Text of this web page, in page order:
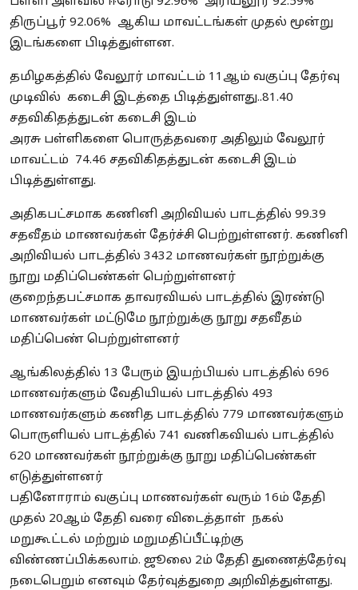
திருப்பூர் 92.06% ஆகிய மாவட்டங்கள் முதல் மூன்று
இடங்களை பிடித்துள்ளன.
தமிழகத்தில் வேலூர் மாவட்டம் 11ஆம் வகுப்பு தேர்வு
முடிவில் கடைசி இடத்தை பிடித்துள்ளது..81.40
சதவிகிதத்துடன் கடைசி இடம்
அரசு பள்ளிகளை பொருத்தவரை அதிலும் வேலூர்
மாவட்டம் 74.46 சதவிகிதத்துடன் கடைசி இடம்
பிடித்துள்ளது.
அதிகபட்சமாக கணினி அறிவியல் பாடத்தில் 99.39
சதவீதம் மாணவர்கள் தேர்ச்சி பெற்றுள்ளனர். கணினி
அறிவியல் பாடத்தில் 3432 மாணவர்கள் நூற்றுக்கு
நூறு மதிப்பெண்கள் பெற்றுள்ளனர்
குறைந்தபட்சமாக தாவரவியல் பாடத்தில் இரண்டு
மாணவர்கள் மட்டுமே நூற்றுக்கு நூறு சதவீதம்
மதிப்பெண் பெற்றுள்ளனர்
ஆங்கிலத்தில் 13 பேரும் இயற்பியல் பாடத்தில் 696
மாணவர்களும் வேதியியல் பாடத்தில் 493
மாணவர்களும் கணித பாடத்தில் 779 மாணவர்களும்
பொருளியல் பாடத்தில் 741 வணிகவியல் பாடத்தில்
620 மாணவர்கள் நூற்றுக்கு நூறு மதிப்பெண்கள்
எடுத்துள்ளனர்
பதினோராம் வகுப்பு மாணவர்கள் வரும் 16ம் தேதி
முதல் 20ஆம் தேதி வரை விடைத்தாள் நகல்
மறுகூட்டல் மற்றும் மறுமதிப்பீட்டிற்கு
விண்ணப்பிக்கலாம். ஜூலை 2ம் தேதி துணைத்தேர்வு
நடைபெறும் எனவும் தேர்வுத்துறை அறிவித்துள்ளது.